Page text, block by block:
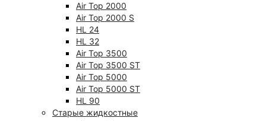
Air Top 2000
Air Top 2000 S
HL 24
HL 32
Air Top 3500
Air Top 3500 ST
Air Top 5000
Air Top 5000 ST
HL 90
Старые жидкостные